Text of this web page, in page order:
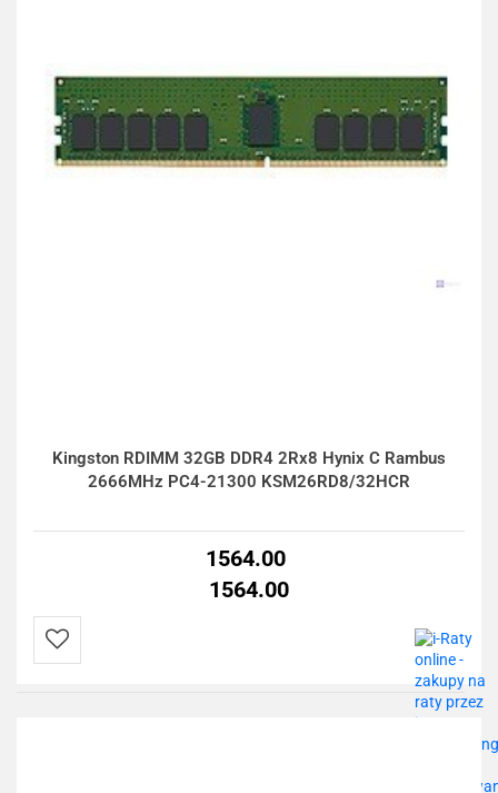
Kingston RDIMM 32GB DDR4 2Rx8 Hynix C Rambus
2666MHz PC4-21300 KSM26RD8/32HCR
1564.00
1564.00
Do